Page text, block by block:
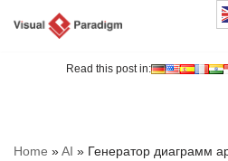
Read this post in:
Home »AI » Генератор диаграмм